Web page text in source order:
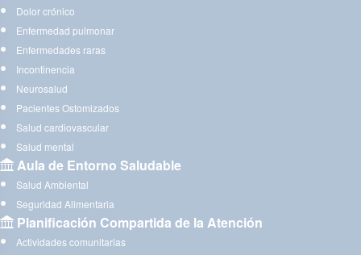
Dolor crónico
Enfermedad pulmonar
Enfermedades raras
Incontinencia
Neurosalud
Pacientes Ostomizados
Salud cardiovascular
Salud mental
Aula de Entorno Saludable
Salud Ambiental
Seguridad Alimentaria
Planificación Compartida de la Atención
Actividades comunitarias